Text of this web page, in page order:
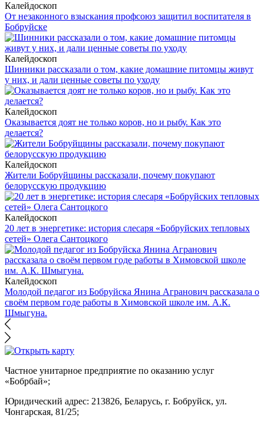
Калейдоскоп
От незаконного взыскания профсоюз защитил воспитателя в
Бобруйске
Калейдоскоп
Шинники рассказали о том, какие домашние питомцы живут
у них, и дали ценные советы по уходу
Калейдоскоп
Оказывается доят не только коров, но и рыбу. Как это
делается?
Калейдоскоп
Жители Бобруйщины рассказали, почему покупают
белорусскую продукцию
Калейдоскоп
20 лет в энергетике: история слесаря «Бобруйских тепловых
сетей» Олега Сантоцкого
Калейдоскоп
Молодой педагог из Бобруйска Янина Агранович рассказала о
своём первом годе работы в Химовской школе им. А.К.
Шмыгуна.
Частное унитарное предприятие по оказанию услуг
«Бобрбай»;
Юридический адрес: 213826, Беларусь, г. Бобруйск, ул.
Чонгарская, 81/25;